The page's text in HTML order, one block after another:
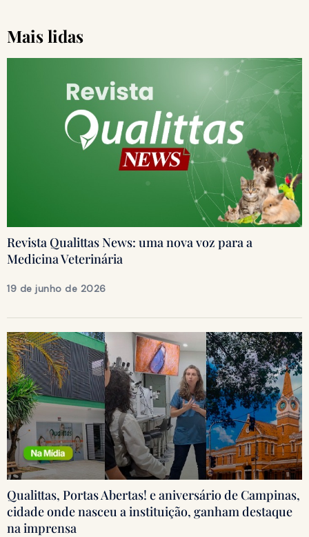
Mais lidas
Revista Qualittas News: uma nova voz para a
Medicina Veterinária
19 de junho de 2026
Qualittas, Portas Abertas! e aniversário de Campinas,
cidade onde nasceu a instituição, ganham destaque
na imprensa